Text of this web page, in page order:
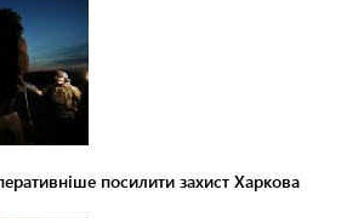
посилити захист Харкова